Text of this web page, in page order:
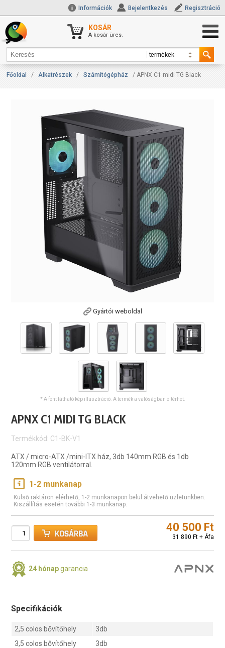
Információk Bejelentkezés Regisztráció
KOSÁR
A kosár üres.
Főoldal / Alkatrészek / Számítógépház / APNX C1 midi TG Black
Gyártói weboldal
* A fent látható kép illusztráció. A termék a valóságban eltérhet.
APNX C1 MIDI TG BLACK
Termékkód: C1-BK-V1
ATX / micro-ATX /mini-ITX ház, 3db 140mm RGB és 1db
120mm RGB ventilátorral.
1-2 munkanap
Külső raktáron elérhető, 1-2 munkanapon belül átvehető üzletünkben.
Kiszállítás esetén további 1-3 munkanap.
40 500 Ft
31 890 Ft + Áfa
24 hónapgarancia
Specifikációk
2,5 colos bővítőhely
3db
3,5 colos bővítőhely
3db